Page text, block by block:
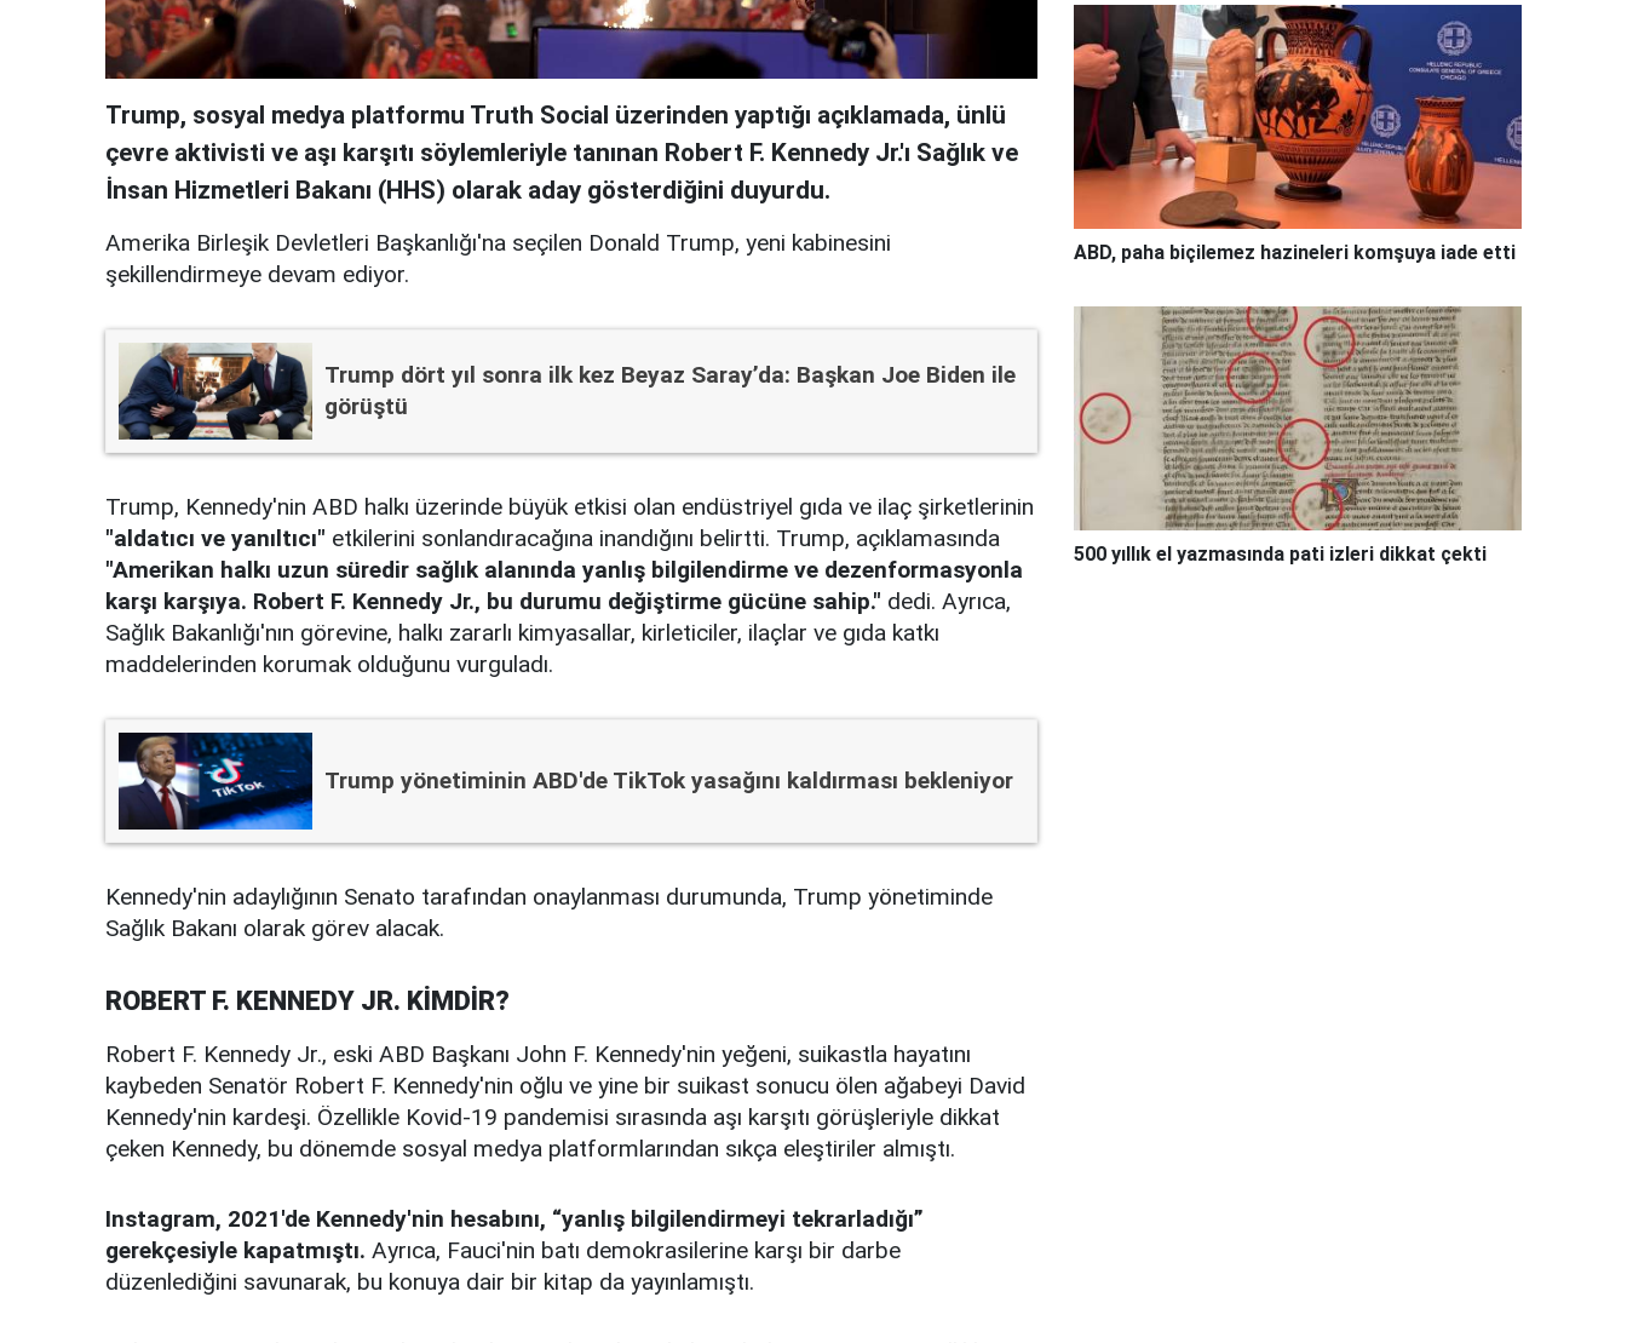
Trump, sosyal medya platformu Truth Social üzerinden yaptığı açıklamada, ünlü
çevre aktivisti ve aşı karşıtı söylemleriyle tanınan Robert F. Kennedy Jr.'ı Sağlık ve
İnsan Hizmetleri Bakanı (HHS) olarak aday gösterdiğini duyurdu.
Amerika Birleşik Devletleri Başkanlığı'na seçilen Donald Trump, yeni kabinesini
şekillendirmeye devam ediyor.
Trump dört yıl sonra ilk kez Beyaz Saray’da: Başkan Joe Biden ile
görüştü
Trump, Kennedy'nin ABD halkı üzerinde büyük etkisi olan endüstriyel gıda ve ilaç şirketlerinin
"aldatıcı ve yanıltıcı" etkilerini sonlandıracağına inandığını belirtti. Trump, açıklamasında
"Amerikan halkı uzun süredir sağlık alanında yanlış bilgilendirme ve dezenformasyonla
karşı karşıya. Robert F. Kennedy Jr., bu durumu değiştirme gücüne sahip." dedi. Ayrıca,
Sağlık Bakanlığı'nın görevine, halkı zararlı kimyasallar, kirleticiler, ilaçlar ve gıda katkı
maddelerinden korumak olduğunu vurguladı.
Trump yönetiminin ABD'de TikTok yasağını kaldırması bekleniyor
Kennedy'nin adaylığının Senato tarafından onaylanması durumunda, Trump yönetiminde
Sağlık Bakanı olarak görev alacak.
ROBERT F. KENNEDY JR. KİMDİR?
Robert F. Kennedy Jr., eski ABD Başkanı John F. Kennedy'nin yeğeni, suikastla hayatını
kaybeden Senatör Robert F. Kennedy'nin oğlu ve yine bir suikast sonucu ölen ağabeyi David
Kennedy'nin kardeşi. Özellikle Kovid-19 pandemisi sırasında aşı karşıtı görüşleriyle dikkat
çeken Kennedy, bu dönemde sosyal medya platformlarından sıkça eleştiriler almıştı.
Instagram, 2021'de Kennedy'nin hesabını, “yanlış bilgilendirmeyi tekrarladığı”
gerekçesiyle kapatmıştı. Ayrıca, Fauci'nin batı demokrasilerine karşı bir darbe
düzenlediğini savunarak, bu konuya dair bir kitap da yayınlamıştı.
ABD, paha biçilemez hazineleri komşuya iade etti
500 yıllık el yazmasında pati izleri dikkat çekti